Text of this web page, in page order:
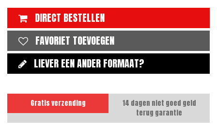
DIRECT BESTELLEN
FAVORIET TOEVOEGEN
LIEVER EEN ANDER FORMAAT?
Gratis verzending
14 dagen niet goed geld
terug garantie